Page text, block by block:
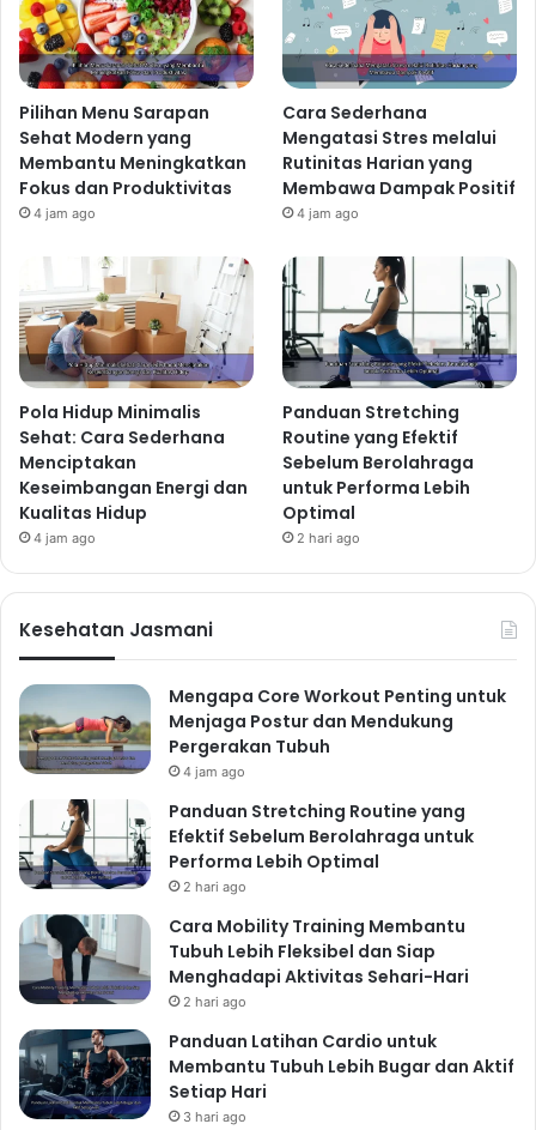
Pilihan Menu Sarapan
Sehat Modern yang
Membantu Meningkatkan
Fokus dan Produktivitas
4 jam ago
Cara Sederhana
Mengatasi Stres melalui
Rutinitas Harian yang
Membawa Dampak Positif
4 jam ago
Pola Hidup Minimalis
Sehat: Cara Sederhana
Menciptakan
Keseimbangan Energi dan
Kualitas Hidup
4 jam ago
Panduan Stretching
Routine yang Efektif
Sebelum Berolahraga
untuk Performa Lebih
Optimal
2 hari ago
Kesehatan Jasmani
Mengapa Core Workout Penting untuk
Menjaga Postur dan Mendukung
Pergerakan Tubuh
4 jam ago
Panduan Stretching Routine yang
Efektif Sebelum Berolahraga untuk
Performa Lebih Optimal
2 hari ago
Cara Mobility Training Membantu
Tubuh Lebih Fleksibel dan Siap
Menghadapi Aktivitas Sehari-Hari
2 hari ago
Panduan Latihan Cardio untuk
Membantu Tubuh Lebih Bugar dan Aktif
Setiap Hari
3 hari ago